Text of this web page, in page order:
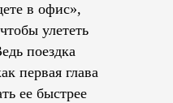
в офис»,
улететь
поездка
первая глава
ее быстрее